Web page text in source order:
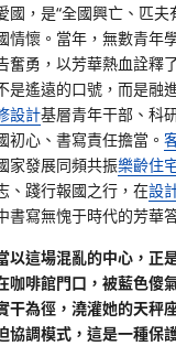
國，是“全國興亡、匹夫
情懷。當年，無數青年
奮勇，以芳華熱血詮釋
是遙遠的口號，而是融
設計基層青年干部、科
初心、書寫責任擔當。
家發展同頻共振樂齡住
、踐行報國之行，在設
書寫無愧于時代的芳華
以這場混亂的中心，正
咖啡館門口，被藍色傻
干為徑，澆灌她的天秤
協調模式，這是一種保